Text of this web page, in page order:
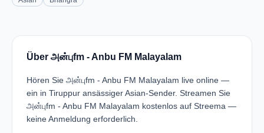
Über அன்புfm - Anbu FM Malayalam
Hören Sie அன்புfm - Anbu FM Malayalam live online —
ein in Tiruppur ansässiger Asian-Sender. Streamen Sie
அன்புfm - Anbu FM Malayalam kostenlos auf Streema —
keine Anmeldung erforderlich.